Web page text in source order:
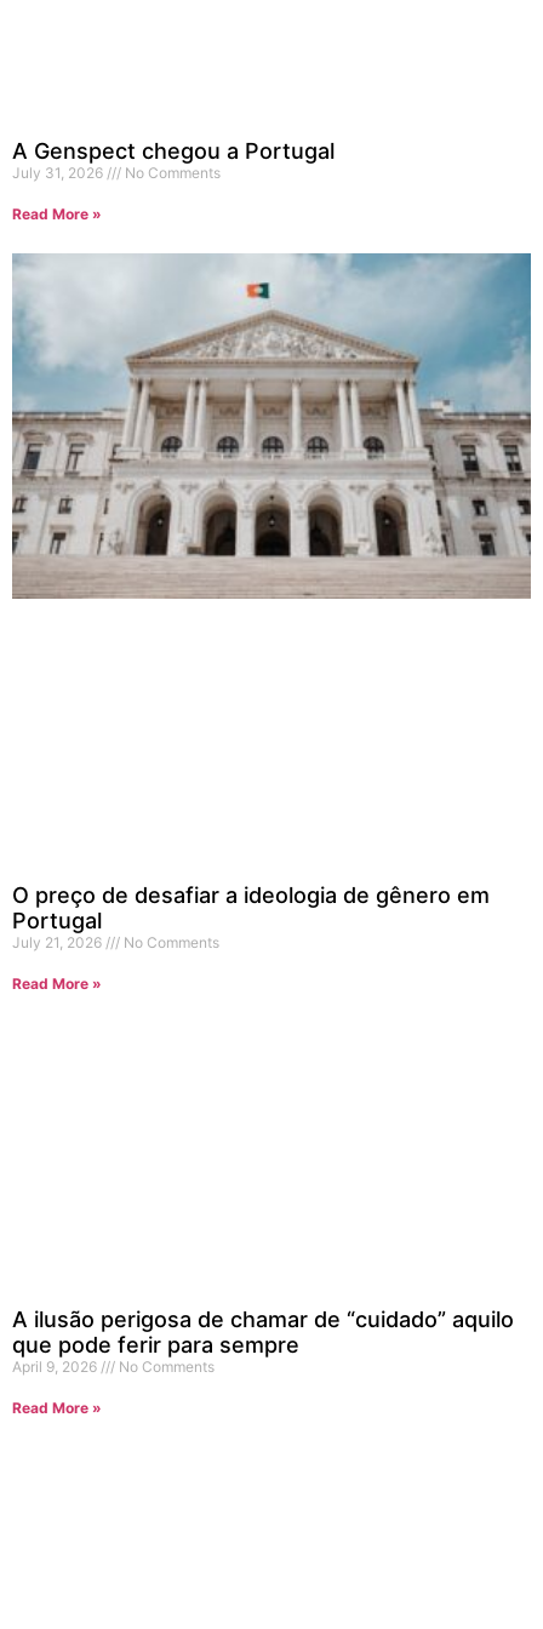
A Genspect chegou a Portugal
July 31, 2026 No Comments
Read More »
O preço de desafiar a ideologia de gênero em
Portugal
July 21, 2026 No Comments
Read More »
A ilusão perigosa de chamar de “cuidado” aquilo
que pode ferir para sempre
April 9, 2026 No Comments
Read More »